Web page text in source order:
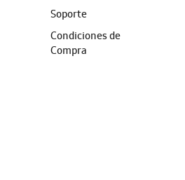
Soporte
Condiciones de
Compra